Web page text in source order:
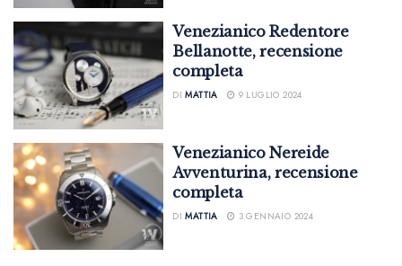
Venezianico Redentore
Bellanotte, recensione
completa
DI MATTIA 9 LUGLIO 2024
Venezianico Nereide
Avventurina, recensione
completa
DI MATTIA 3 GENNAIO 2024